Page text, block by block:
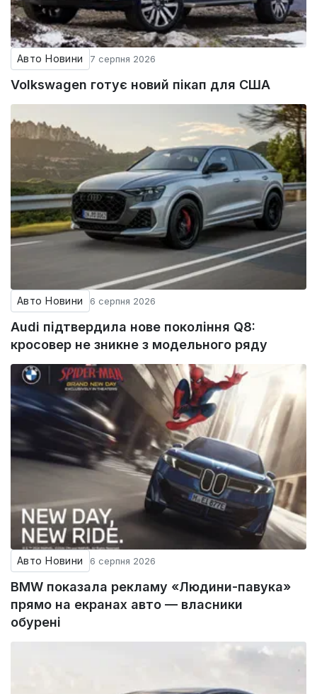
Авто Новини 7 серпня 2026
Volkswagen готує новий пікап для США
Авто Новини 6 серпня 2026
Audi підтвердила нове покоління Q8:
кросовер не зникне з модельного ряду
Авто Новини 6 серпня 2026
BMW показала рекламу «Людини-павука»
прямо на екранах авто — власники
обурені